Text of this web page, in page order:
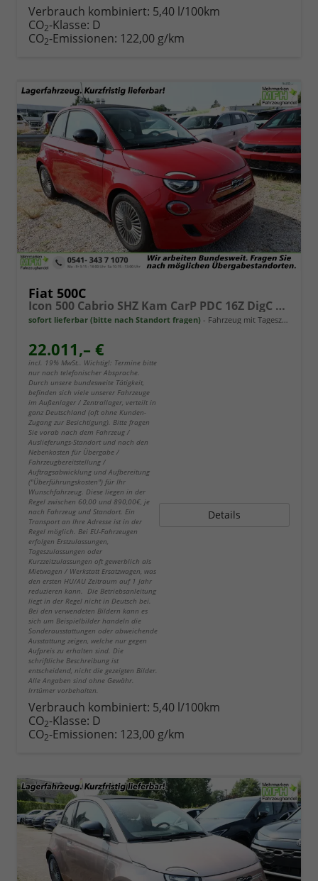
Verbrauch kombiniert: 5,40 l/100km
CO2-Klasse: D
CO2-Emissionen: 122,00 g/km
Fiat 500C
Icon 500 Cabrio SHZ Kam CarP PDC 16Z DigC Klimaa
sofort lieferbar (bitte nach Standort fragen) Fahrzeug mit Tageszulassung
22.011,– €
incl. 19% MwSt.. Wichtig!: Termine bitte
nur nach telefonischer Absprache.
Durch unsere bundesweite Tätigkeit,
befinden sich viele unserer Fahrzeuge
im Außenlager / Zentrallager, verteilt in
ganz Deutschland (oft ohne Kunden-
Zugang zur Besichtigung). Bitte fragen
Sie vorab nach dem Fahrzeug /
Auslieferungs-Standort und nach den
Nebenkosten für Übergabe /
Fahrzeugbereitstellung /
Auftragsabwicklung und Aufbereitung
("Überführungskosten") für Ihr
Wunschfahrzeug. Diese liegen in der
Regel zwischen 60,00 und 890,00€, je
nach Fahrzeug und Standort. Ein
Transport an Ihre Adresse ist in der
Regel möglich. Bei EU-Fahrzeugen
erfolgen Erstzulassungen,
Tageszulassungen oder
Kurzzeitzulassungen oft gewerblich als
Mietwagen / Werkstatt Ersatzwagen, was
den ersten HU/AU Zeitraum auf 1 Jahr
reduzieren kann. Die Betriebsanleitung
liegt in der Regel nicht in Deutsch bei.
Bei den verwendeten Bildern kann es
sich um Beispielbilder handeln die
Sonderausstattungen oder abweichende
Ausstattung zeigen, welche nur gegen
Aufpreis zu erhalten sind. Die
schriftliche Beschreibung ist
entscheidend, nicht die gezeigten Bilder.
Alle Angaben sind ohne Gewähr.
Irrtümer vorbehalten.
Details
Verbrauch kombiniert: 5,40 l/100km
CO2-Klasse: D
CO2-Emissionen: 123,00 g/km